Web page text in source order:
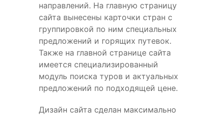
направлений. На главную страницу
сайта вынесены карточки стран с
группировкой по ним специальных
предложений и горящих путевок.
Также на главной странице сайта
имеется специализированный
модуль поиска туров и актуальных
предложений по подходящей цене.
Дизайн сайта сделан максимально